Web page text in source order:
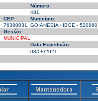
Número:
481
CEP: Município:
76380031 GOIANESIA - IBGE - 520860
Gestão:
MUNICIPAL
Data Expedição:
08/08/2021